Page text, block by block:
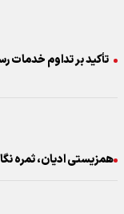
تأکید بر تداوم خدمات
همزیستی ادیان، ثمره